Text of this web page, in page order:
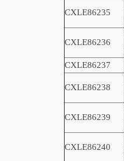
CXLE86235
CXLE86236
CXLE86237
CXLE86238
CXLE86239
CXLE86240